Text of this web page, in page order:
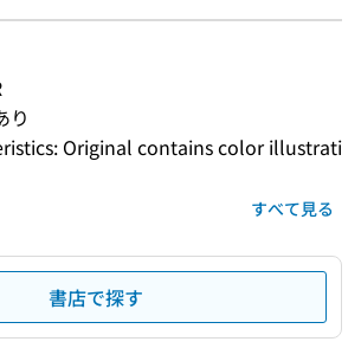
り
Original contains color illustrati
すべて見る
書店で探す